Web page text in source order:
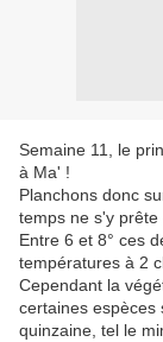
Semaine 11, le
à Ma' !
Planchons donc
temps ne s'y prête
Entre 6 et 8° ces
températures à 2
Cependant la
certaines espèces
quinzaine, tel le